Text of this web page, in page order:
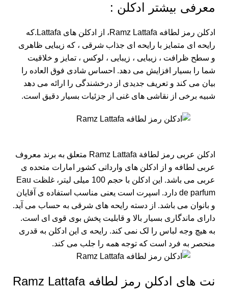
معرفی بیشتر ادکلن :
ادکلن رمز لطافه Ramz Lattafa، از ادکلن های Lattafa.که
رایحه ای متمایز با رایحه ای جذاب شرقی ، که زیبایی ظاهری
و سطح ظرافت ، زیبایی ، زیبایی ، لوکس ، تمایز و خلاقیت
شما را بسیار افزایش می دهد. احساس شادی فوق العاده را
بیان می کند و تعریف جدیدی از درخشندگی را ارائه می دهد
شبیه برخی از نقاشی های غنی از جزئیات بسیار دقیق است.
ادکلن عربی رمز لطافة Ramz Lattafa متعلق به
برند معروف
عربی لطافه و از ادکلن های وارداتی کشور امارات متحده ی
عربی می باشد. این ادکلن با حجم 100 میلی لیتر، غلظت Eau
de parfum دارد. اسپرت است یعنی مناسب استفاده ی آقایان
و بانوان می باشد. از دسته رایحه های شرقی به حساب می آید.
دارای ماندگاری بسیار بالا و قابلیت پخش بوی قوی ای است.
به هیچ وجه لباس را لک نمی کند. رایحه ی این ادکلن به قدری
منحصر به فرد است که توجه همه را جلب می کند.
نت های ادکلن رمز لطافه Ramz Lattafa